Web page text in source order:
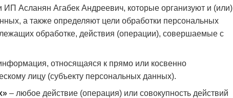
Асланян Агабек Андреевич, которые организуют и (или)
а также определяют цели обработки персональных
обработке, действия (операции), совершаемые с
относящаяся к прямо или косвенно
лицу (субъекту персональных данных).
– любое действие (операция) или совокупность действий